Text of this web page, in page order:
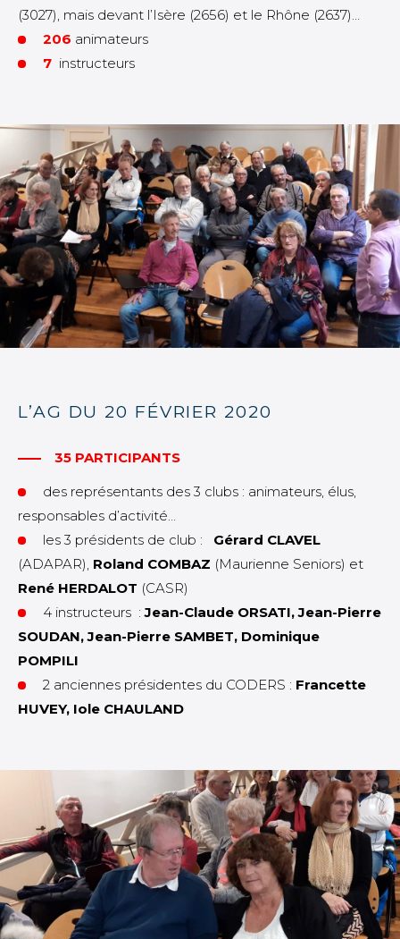
(3027), mais devant l’Isère (2656) et le Rhône (2637)…
206 animateurs
7 instructeurs
L’AG DU 20 FÉVRIER 2020
35 PARTICIPANTS
des représentants des 3 clubs : animateurs, élus,
responsables d’activité…
les 3 présidents de club : Gérard CLAVEL
(ADAPAR), Roland COMBAZ (Maurienne Seniors) et
René HERDALOT (CASR)
4 instructeurs :Jean-Claude ORSATI, Jean-Pierre
SOUDAN, Jean-Pierre SAMBET, Dominique
POMPILI
2 anciennes présidentes du CODERS : Francette
HUVEY, Iole CHAULAND